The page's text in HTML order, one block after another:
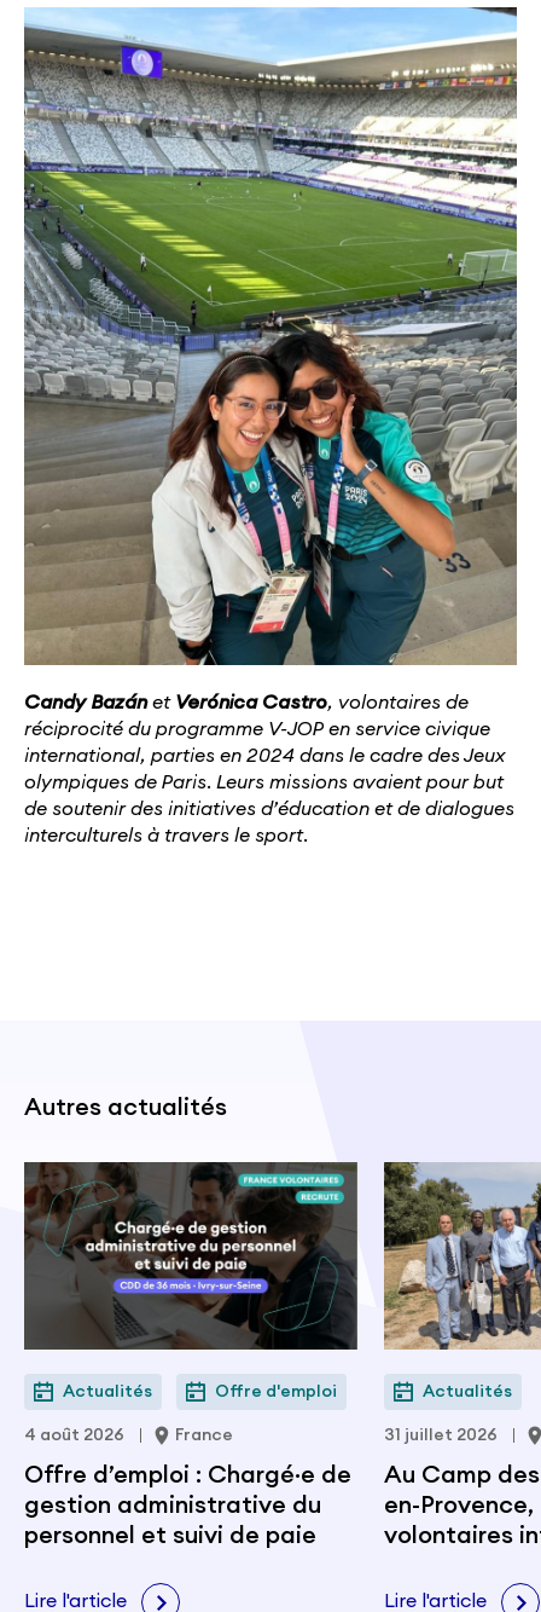
CandyBazánet VerónicaCastro, volontaires de
réciprocité du programme V-JOP en service civique
international, parties en 2024 dans le cadre des Jeux
olympiques de Paris. Leurs missions avaient pour but
de soutenir des initiatives d’éducation et de dialogues
interculturels à travers le sport.
Autres actualités
Actualités Offre d'emploi
4 août 2026 France
Offre d’emploi : Chargé·e de
gestion administrative du
personnel et suivi de paie
Lire l'article
Actualités
31 juillet 2026
Au Camp
en-
volontaires
citoyenneté
Lire l'article